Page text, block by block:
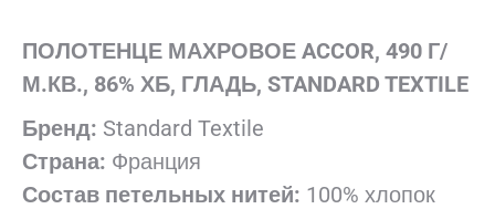
ПОЛОТЕНЦЕ МАХРОВОЕ ACCOR, 490 Г/
М.КВ., 86% ХБ, ГЛАДЬ, STANDARD TEXTILE
Бренд: Standard Textile
Страна: Франция
Состав петельных нитей: 100% хлопок